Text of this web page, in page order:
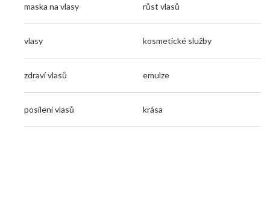
maska na vlasy růst vlasů
vlasy kosmetické služby
zdraví vlasů emulze
posílení vlasů krása